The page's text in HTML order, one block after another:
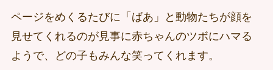
ページをめくるたびに「ばあ」と動物たちが顔を
見せてくれるのが見事に赤ちゃんのツボにハマる
ようで、どの子もみんな笑ってくれます。